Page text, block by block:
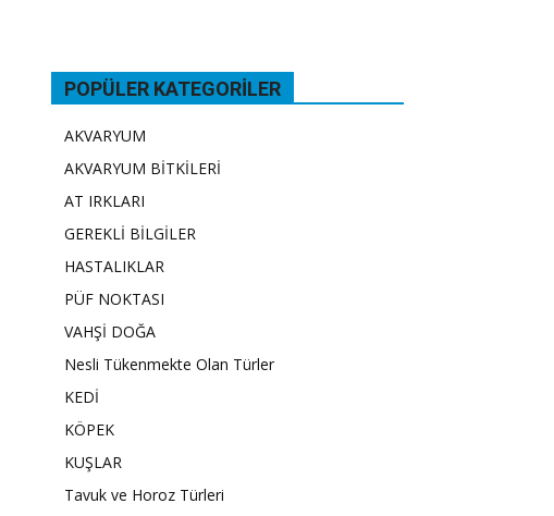
POPÜLER KATEGORILER
AKVARYUM
AKVARYUM BİTKİLERİ
AT IRKLARI
GEREKLİ BİLGİLER
HASTALIKLAR
PÜF NOKTASI
VAHŞİ DOĞA
Nesli Tükenmekte Olan Türler
KEDİ
KÖPEK
KUŞLAR
Tavuk ve Horoz Türleri